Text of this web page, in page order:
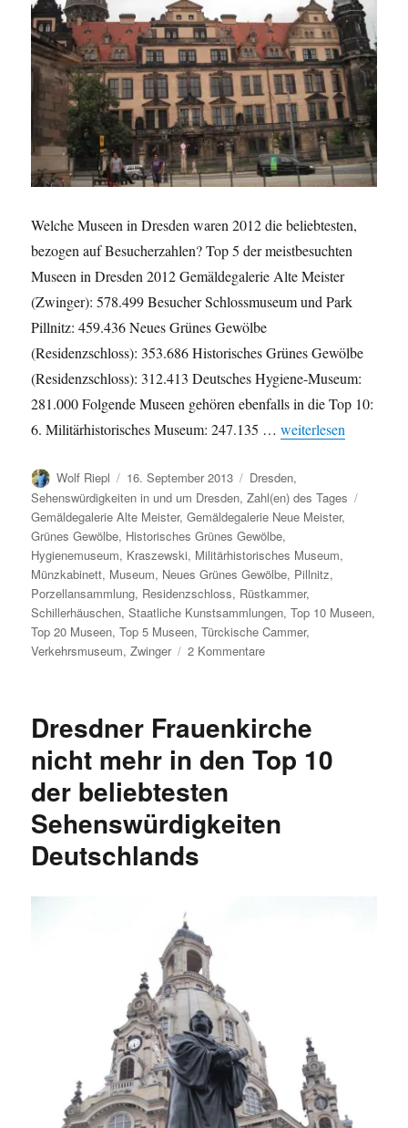
Welche Museen in Dresden waren 2012 die beliebtesten,
bezogen auf Besucherzahlen? Top 5 der meistbesuchten
Museen in Dresden 2012 Gemäldegalerie Alte Meister
(Zwinger): 578.499 Besucher Schlossmuseum und Park
Pillnitz: 459.436 Neues Grünes Gewölbe
(Residenzschloss): 353.686 Historisches Grünes Gewölbe
(Residenzschloss): 312.413 Deutsches Hygiene-Museum:
281.000 Folgende Museen gehören ebenfalls in die Top 10:
6. Militärhistorisches Museum: 247.135 …„Beliebteste Museen
weiterlesen
Autor
Wolf Riepl
Veröffentlicht
am
16. September 2013 Kategorien
Dresden,
Sehenswürdigkeiten in und um Dresden,Zahl(en) des Tages
Gemäldegalerie Alte Meister,Gemäldegalerie Neue Meister,
Grünes Gewölbe, Historisches Grünes Gewölbe,
Hygienemuseum, Kraszewski, Militärhistorisches Museum,
Münzkabinett, Museum, Neues Grünes Gewölbe, Pillnitz,
Porzellansammlung, Residenzschloss, Rüstkammer,
Schillerhäuschen,Staatliche Kunstsammlungen,Top 10 Museen,
Top 20 Museen,Top 5 Museen,Türckische Cammer,
Verkehrsmuseum,Zwinger 2 Kommentarezu
2012
Besucherzahlen
Dresdner Frauenkirche
nicht mehr in den Top 10
der beliebtesten
Sehenswürdigkeiten
Deutschlands